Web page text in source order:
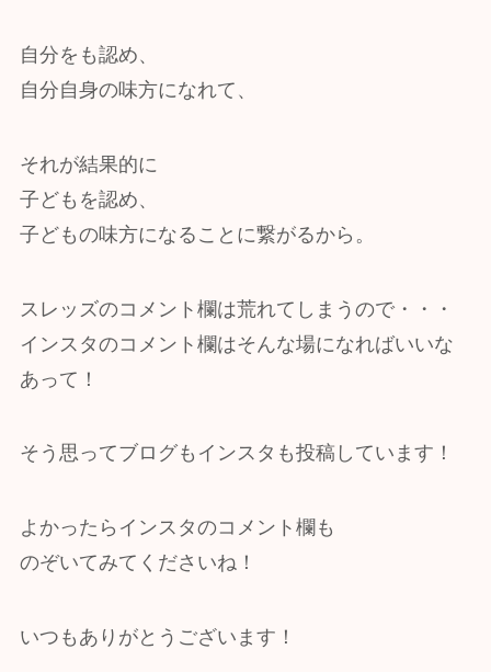
自分をも認め、
自分自身の味方になれて、
それが結果的に
子どもを認め、
子どもの味方になることに繋がるから。
スレッズのコメント欄は荒れてしまうので・・・
インスタのコメント欄はそんな場になればいいな
あって！
そう思ってブログもインスタも投稿しています！
よかったらインスタのコメント欄も
のぞいてみてくださいね！
いつもありがとうございます！